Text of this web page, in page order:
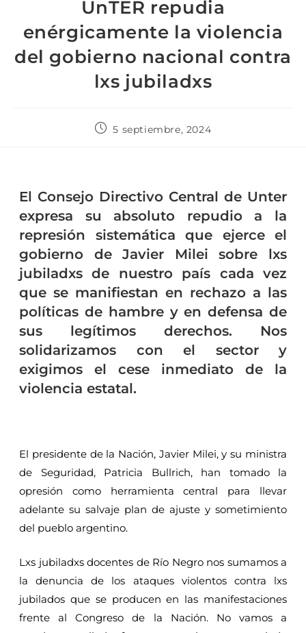
UnTER repudia
enérgicamente la violencia
del gobierno nacional contra
lxs jubiladxs
5 septiembre, 2024
El Consejo Directivo Central de Unter
expresa su absoluto repudio a la
represión sistemática que ejerce el
gobierno de Javier Milei sobre lxs
jubiladxs de nuestro país cada vez
que se manifiestan en rechazo a las
políticas de hambre y en defensa de
sus legítimos derechos. Nos
solidarizamos con el sector y
exigimos el cese inmediato de la
violencia estatal.
El presidente de la Nación, Javier Milei, y su ministra
de Seguridad, Patricia Bullrich, han tomado la
opresión como herramienta central para llevar
adelante su salvaje plan de ajuste y sometimiento
del pueblo argentino.
Lxs jubiladxs docentes de Río Negro nos sumamos a
la denuncia de los ataques violentos contra lxs
jubilados que se producen en las manifestaciones
frente al Congreso de la Nación. No vamos a